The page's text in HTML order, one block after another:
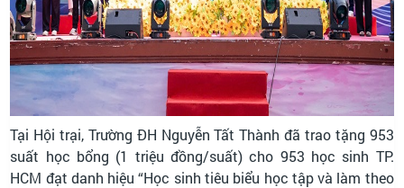
Tại Hội trại, Trường ĐH Nguyễn Tất Thành đã trao tặng 953
suất học bổng (1 triệu đồng/suất) cho 953 học sinh TP.
HCM đạt danh hiệu “Học sinh tiêu biểu học tập và làm theo